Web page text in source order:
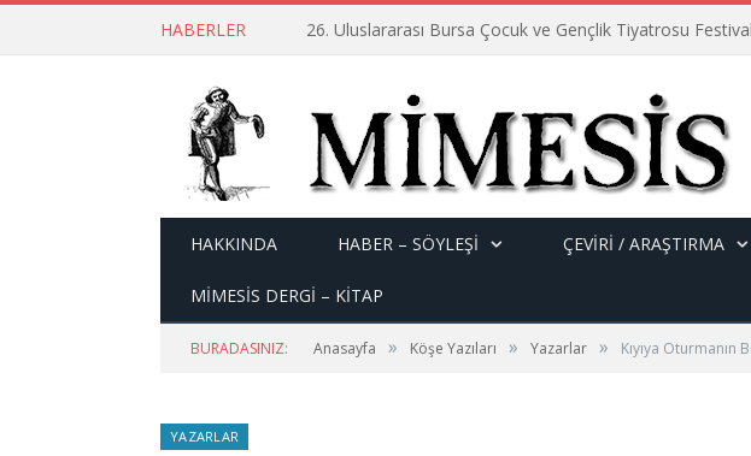
HABERLER 26. Uluslararası Bursa Çocuk ve Gençlik Tiyatrosu
HAKKINDA HABER – SÖYLEŞI ÇEVİRİ / ARAŞTIRMA
MİMESİS DERGİ – KİTAP
BURADASINIZ: Anasayfa » Köşe Yazıları » Yazarlar » Kıyıya Oturmanın
YAZARLAR